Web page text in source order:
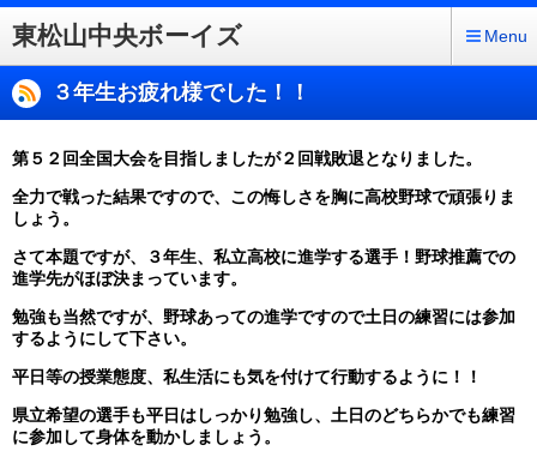
東松山中央ボーイズ Menu
３年生お疲れ様でした！！
第５２回全国大会を目指しましたが２回戦敗退となりました。
全力で戦った結果ですので、この悔しさを胸に高校野球で頑張りま
しょう。
さて本題ですが、３年生、私立高校に進学する選手！野球推薦での
進学先がほぼ決まっています。
勉強も当然ですが、野球あっての進学ですので土日の練習には参加
するようにして下さい。
平日等の授業態度、私生活にも気を付けて行動するように！！
県立希望の選手も平日はしっかり勉強し、土日のどちらかでも練習
に参加して身体を動かしましょう。